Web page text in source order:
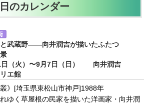
のカレンダー
武蔵野――向井潤吉が描いたふたつ
日（火）〜9月7日（日） 向井潤吉
エ館
叢》[埼玉県東松山市神戸]1988年
ゆく草屋根の民家を描いた洋画家・向井潤